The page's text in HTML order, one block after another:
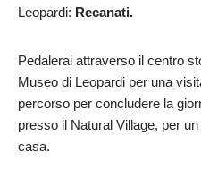
Leopardi: Recanati.
Pedalerai attraverso il centro
Museo di Leopardi per una
percorso per concludere la
presso il Natural Village, per
casa.